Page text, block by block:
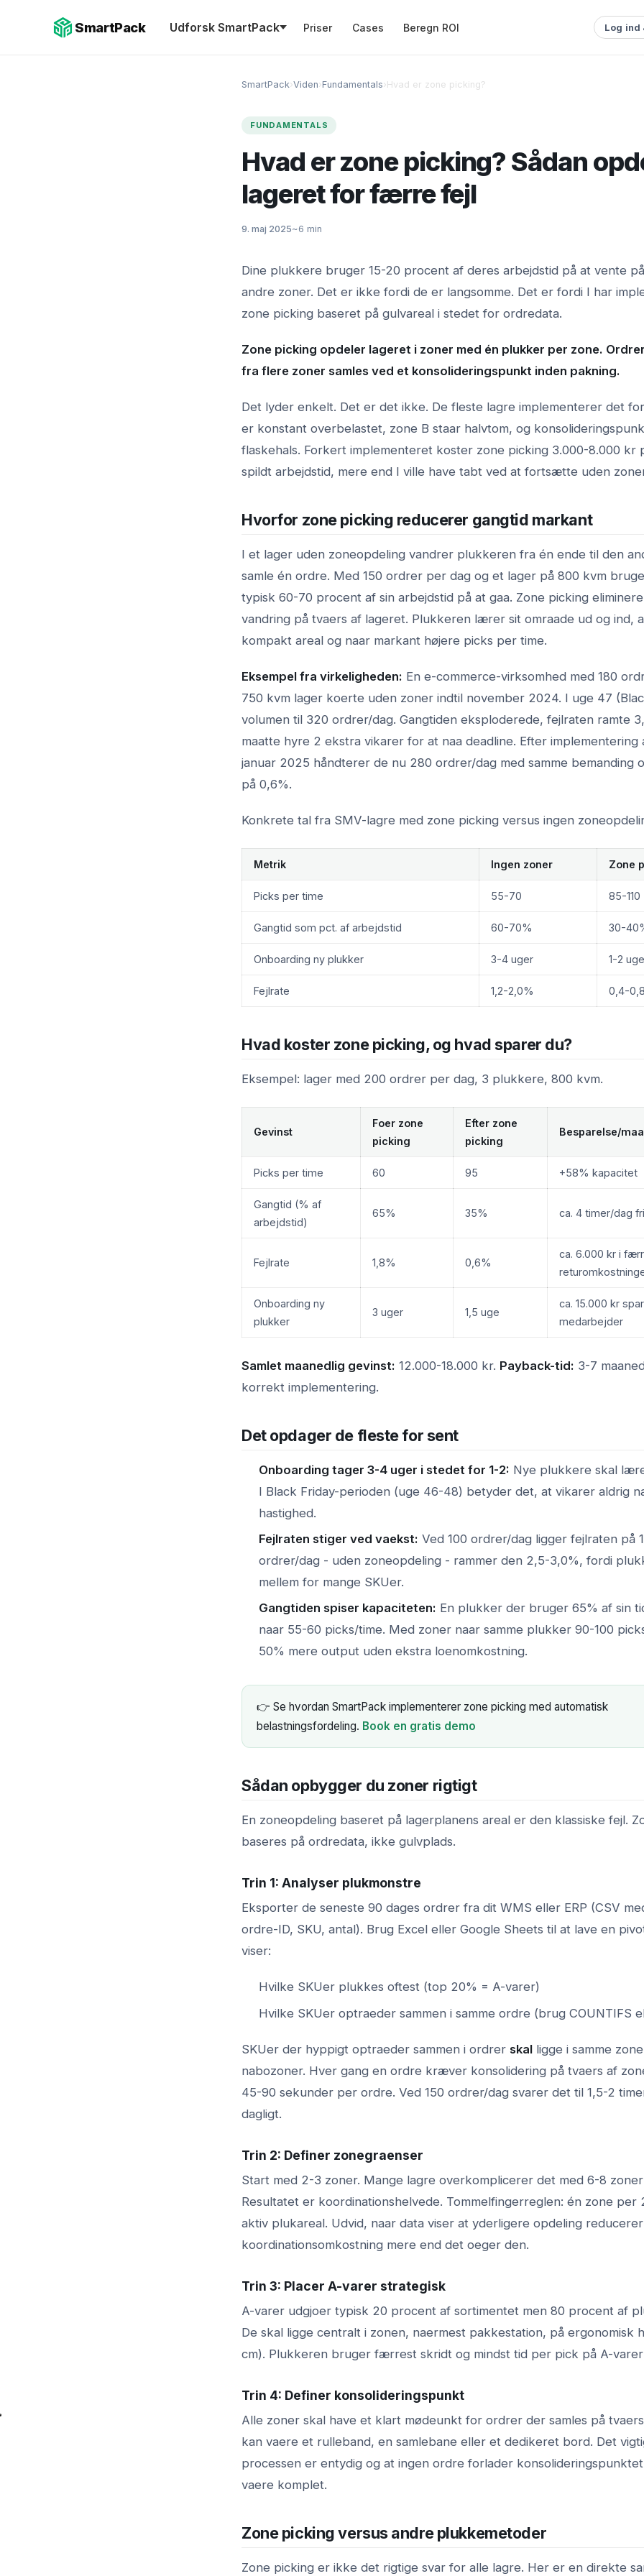
SmartPack Udforsk SmartPack Priser Cases Beregn ROI Log ind
SmartPack›Viden›Fundamentals›Hvad er zone picking?
FUNDAMENTALS
Hvad er zone picking? Sådan
lageret for færre fejl
9. maj 2025~6 min
Dine plukkere bruger 15-20 procent af deres arbejdstid på at vente
andre zoner. Det er ikke fordi de er langsomme. Det er fordi I har
zone picking baseret på gulvareal i stedet for ordredata.
Zone picking opdeler lageret i zoner med én plukker per zone.
fra flere zoner samles ved et konsolideringspunkt inden pakning.
Det lyder enkelt. Det er det ikke. De fleste lagre implementerer det
er konstant overbelastet, zone B staar halvtom, og
flaskehals. Forkert implementeret koster zone picking 3.000-8.000 kr
spildt arbejdstid, mere end I ville have tabt ved at fortsætte uden
Hvorfor zone picking reducerer gangtid markant
I et lager uden zoneopdeling vandrer plukkeren fra én ende til den
samle én ordre. Med 150 ordrer per dag og et lager på 800 kvm
typisk 60-70 procent af sin arbejdstid på at gaa. Zone picking
vandring på tvaers af lageret. Plukkeren lærer sit omraade ud og ind,
kompakt areal og naar markant højere picks per time.
Eksempel fra virkeligheden: En e-commerce-virksomhed med 180
750 kvm lager koerte uden zoner indtil november 2024. I uge 47
volumen til 320 ordrer/dag. Gangtiden eksploderede, fejlraten ramte
maatte hyre 2 ekstra vikarer for at naa deadline. Efter implementering
januar 2025 håndterer de nu 280 ordrer/dag med samme bemanding
på 0,6%.
Konkrete tal fra SMV-lagre med zone picking versus ingen
Metrik Ingen zoner Zone
Picks per time 55-70 85-110
Gangtid som pct. af arbejdstid 60-70% 30-
Onboarding ny plukker 3-4 uger 1-2
Fejlrate 1,2-2,0% 0,4-
Hvad koster zone picking, og hvad sparer du?
Eksempel: lager med 200 ordrer per dag, 3 plukkere, 800 kvm.
Gevinst
Foer zone
picking
Efter zone
picking
Besparelse/
Picks per time 60 95 +58% kapacitet
Gangtid (% af
arbejdstid)
65% 35% ca. 4 timer/dag
Fejlrate 1,8% 0,6%
ca. 6.000 kr i
Onboarding ny
plukker
3 uger 1,5 uge
ca. 15.000 kr
medarbejder
Samlet maanedlig gevinst: 12.000-18.000 kr. Payback-tid: 3-7
korrekt implementering.
Det opdager de fleste for sent
Onboarding tager 3-4 uger i stedet for 1-2: Nye plukkere skal
I Black Friday-perioden (uge 46-48) betyder det, at vikarer aldrig
hastighed.
Fejlraten stiger ved vaekst: Ved 100 ordrer/dag ligger fejlraten på
ordrer/dag - uden zoneopdeling - rammer den 2,5-3,0%, fordi
mellem for mange SKUer.
Gangtiden spiser kapaciteten: En plukker der bruger 65% af sin
naar 55-60 picks/time. Med zoner naar samme plukker 90-100
50% mere output uden ekstra loenomkostning.
👉 Se hvordan SmartPack implementerer zone picking med automatisk
belastningsfordeling. Book en gratis demo
Sådan opbygger du zoner rigtigt
En zoneopdeling baseret på lagerplanens areal er den klassiske fejl.
baseres på ordredata, ikke gulvplads.
Trin 1: Analyser plukmonstre
Eksporter de seneste 90 dages ordrer fra dit WMS eller ERP (CSV
ordre-ID, SKU, antal). Brug Excel eller Google Sheets til at lave en
viser:
Hvilke SKUer plukkes oftest (top 20% = A-varer)
Hvilke SKUer optraeder sammen i samme ordre (brug COUNTIFS
SKUer der hyppigt optraeder sammen i ordrer skal ligge i samme
nabozoner. Hver gang en ordre kræver konsolidering på tvaers af
45-90 sekunder per ordre. Ved 150 ordrer/dag svarer det til 1,5-2
dagligt.
Trin 2: Definer zonegraenser
Start med 2-3 zoner. Mange lagre overkomplicerer det med 6-8
Resultatet er koordinationshelvede. Tommelfingerreglen: én zone per
aktiv plukareal. Udvid, naar data viser at yderligere opdeling reducerer
koordinationsomkostning mere end det oeger den.
Trin 3: Placer A-varer strategisk
A-varer udgjoer typisk 20 procent af sortimentet men 80 procent af
De skal ligge centralt i zonen, naermest pakkestation, på ergonomisk
cm). Plukkeren bruger færrest skridt og mindst tid per pick på A-
Trin 4: Definer konsolideringspunkt
Alle zoner skal have et klart mødeunkt for ordrer der samles på
kan vaere et rulleband, en samlebane eller et dedikeret bord. Det
processen er entydig og at ingen ordre forlader
vaere komplet.
Zone picking versus andre plukkemetoder
Zone picking er ikke det rigtige svar for alle lagre. Her er en direkte